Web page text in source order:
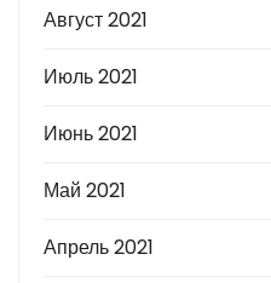
Август 2021
Июль 2021
Июнь 2021
Май 2021
Апрель 2021